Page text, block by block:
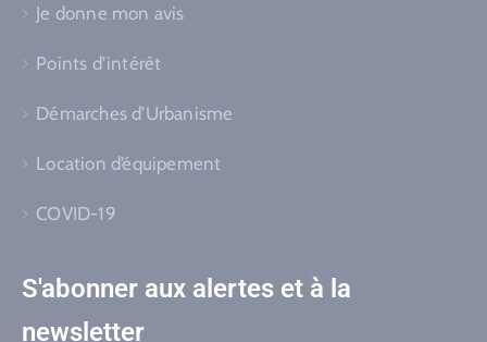
Je donne mon avis
Points d’intérêt
Démarches d’Urbanisme
Location d’équipement
COVID-19
S'abonner aux alertes et à la
newsletter